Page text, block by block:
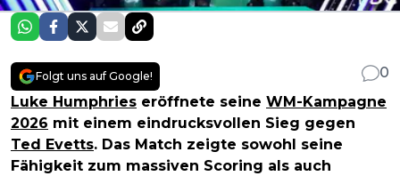
Folgt uns auf Google!
0
Luke Humphries eröffnete seine WM-Kampagne
2026 mit einem eindrucksvollen Sieg gegen
Ted Evetts. Das Match zeigte sowohl seine
Fähigkeit zum massiven Scoring als auch